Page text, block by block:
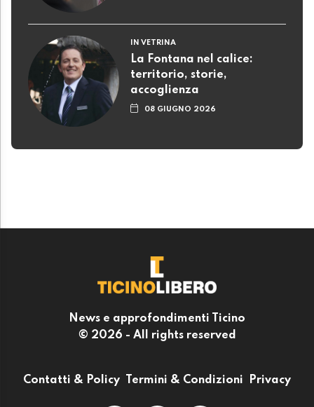
IN VETRINA
La Fontana nel calice:
territorio, storie,
accoglienza
08 GIUGNO 2026
News e approfondimenti Ticino
© 2026 - All rights reserved
Contatti & Policy Termini & Condizioni Privacy